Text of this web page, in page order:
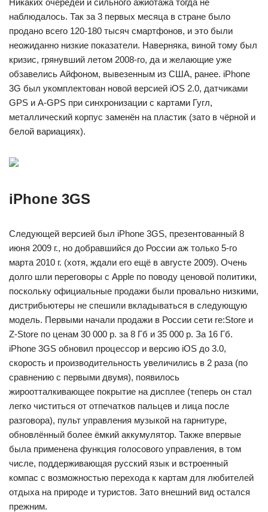
Никаких очередей и сильного ажиотажа тогда не
наблюдалось. Так за 3 первых месяца в стране было
продано всего 120-180 тысяч смартфонов, и это были
неожиданно низкие показатели. Наверняка, виной тому был
кризис, грянувший летом 2008-го, да и желающие уже
обзавелись Айфоном, вывезенным из США, ранее. iPhone
3G был укомплектован новой версией iOS 2.0, датчиками
GPS и A-GPS при синхронизации с картами Гугл,
металлический корпус заменён на пластик (зато в чёрной и
белой вариациях).
iPhone 3GS
Следующей версией был iPhone 3GS, презентованный 8
июня 2009 г., но добравшийся до России аж только 5-го
марта 2010 г. (хотя, ждали его ещё в августе 2009). Очень
долго шли переговоры с Apple по поводу ценовой политики,
поскольку официальные продажи были провально низкими,
дистрибьютеры не спешили вкладываться в следующую
модель. Первыми начали продажи в России сети re:Store и
Z-Store по ценам 30 000 р. за 8 Гб и 35 000 р. За 16 Гб.
iPhone 3GS обновил процессор и версию iOS до 3.0,
скорость и производительность увеличились в 2 раза (по
сравнению с первыми двумя), появилось
жироотталкивающее покрытие на дисплее (теперь он стал
легко чиститься от отпечатков пальцев и лица после
разговора), пульт управления музыкой на гарнитуре,
обновлённый более ёмкий аккумулятор. Также впервые
была применена функция голосового управления, в том
числе, поддерживающая русский язык и встроенный
компас с возможностью перехода к картам для любителей
отдыха на природе и туристов. Зато внешний вид остался
прежним.